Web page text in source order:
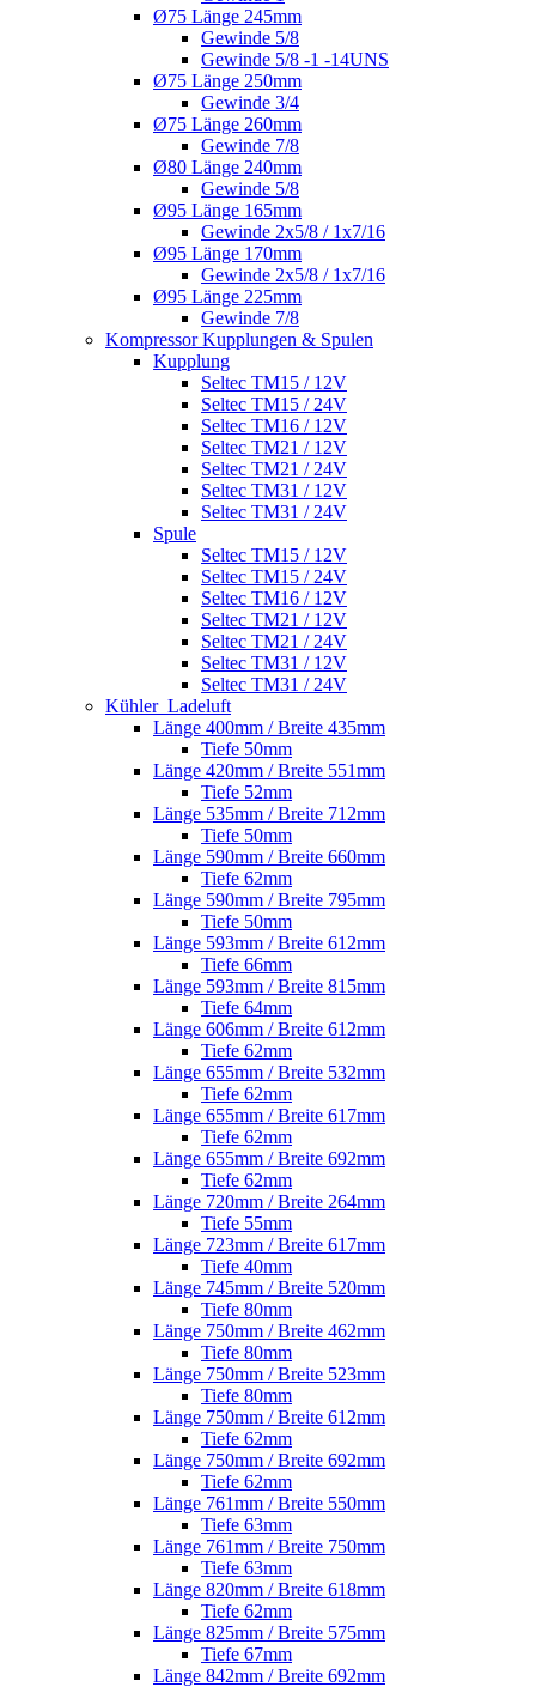
Ø75 Länge 245mm
Gewinde 5/8
Gewinde 5/8 -1 -14UNS
Ø75 Länge 250mm
Gewinde 3/4
Ø75 Länge 260mm
Gewinde 7/8
Ø80 Länge 240mm
Gewinde 5/8
Ø95 Länge 165mm
Gewinde 2x5/8 / 1x7/16
Ø95 Länge 170mm
Gewinde 2x5/8 / 1x7/16
Ø95 Länge 225mm
Gewinde 7/8
Kompressor Kupplungen & Spulen
Kupplung
Seltec TM15 / 12V
Seltec TM15 / 24V
Seltec TM16 / 12V
Seltec TM21 / 12V
Seltec TM21 / 24V
Seltec TM31 / 12V
Seltec TM31 / 24V
Spule
Seltec TM15 / 12V
Seltec TM15 / 24V
Seltec TM16 / 12V
Seltec TM21 / 12V
Seltec TM21 / 24V
Seltec TM31 / 12V
Seltec TM31 / 24V
Kühler_Ladeluft
Länge 400mm / Breite 435mm
Tiefe 50mm
Länge 420mm / Breite 551mm
Tiefe 52mm
Länge 535mm / Breite 712mm
Tiefe 50mm
Länge 590mm / Breite 660mm
Tiefe 62mm
Länge 590mm / Breite 795mm
Tiefe 50mm
Länge 593mm / Breite 612mm
Tiefe 66mm
Länge 593mm / Breite 815mm
Tiefe 64mm
Länge 606mm / Breite 612mm
Tiefe 62mm
Länge 655mm / Breite 532mm
Tiefe 62mm
Länge 655mm / Breite 617mm
Tiefe 62mm
Länge 655mm / Breite 692mm
Tiefe 62mm
Länge 720mm / Breite 264mm
Tiefe 55mm
Länge 723mm / Breite 617mm
Tiefe 40mm
Länge 745mm / Breite 520mm
Tiefe 80mm
Länge 750mm / Breite 462mm
Tiefe 80mm
Länge 750mm / Breite 523mm
Tiefe 80mm
Länge 750mm / Breite 612mm
Tiefe 62mm
Länge 750mm / Breite 692mm
Tiefe 62mm
Länge 761mm / Breite 550mm
Tiefe 63mm
Länge 761mm / Breite 750mm
Tiefe 63mm
Länge 820mm / Breite 618mm
Tiefe 62mm
Länge 825mm / Breite 575mm
Tiefe 67mm
Länge 842mm / Breite 692mm